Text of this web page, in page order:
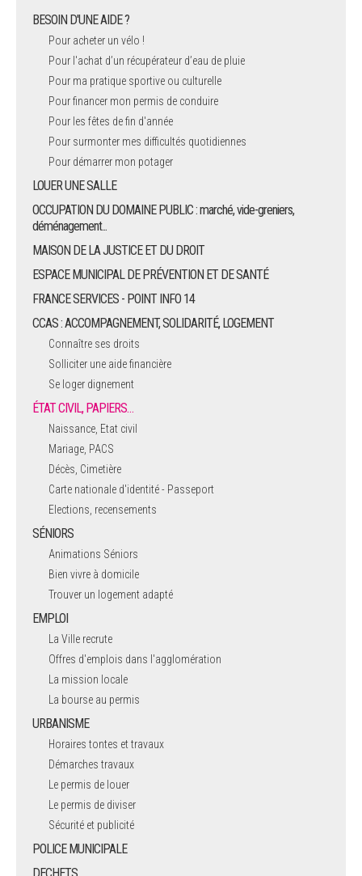
BESOIN D'UNE AIDE ?
Pour acheter un vélo !
Pour l'achat d’un récupérateur d’eau de pluie
Pour ma pratique sportive ou culturelle
Pour financer mon permis de conduire
Pour les fêtes de fin d'année
Pour surmonter mes difficultés quotidiennes
Pour démarrer mon potager
LOUER UNE SALLE
OCCUPATION DU DOMAINE PUBLIC : marché, vide-greniers,
déménagement...
MAISON DE LA JUSTICE ET DU DROIT
ESPACE MUNICIPAL DE PRÉVENTION ET DE SANTÉ
FRANCE SERVICES - POINT INFO 14
CCAS : ACCOMPAGNEMENT, SOLIDARITÉ, LOGEMENT
Connaître ses droits
Solliciter une aide financière
Se loger dignement
ÉTAT CIVIL, PAPIERS…
Naissance, Etat civil
Mariage, PACS
Décès, Cimetière
Carte nationale d'identité - Passeport
Elections, recensements
SÉNIORS
Animations Séniors
Bien vivre à domicile
Trouver un logement adapté
EMPLOI
La Ville recrute
Offres d'emplois dans l'agglomération
La mission locale
La bourse au permis
URBANISME
Horaires tontes et travaux
Démarches travaux
Le permis de louer
Le permis de diviser
Sécurité et publicité
POLICE MUNICIPALE